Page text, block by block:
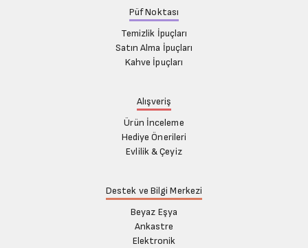
Püf Noktası
Temizlik İpuçları
Satın Alma İpuçları
Kahve İpuçları
Alışveriş
Ürün İnceleme
Hediye Önerileri
Evlilik & Çeyiz
Destek ve Bilgi Merkezi
Beyaz Eşya
Ankastre
Elektronik